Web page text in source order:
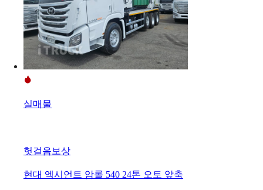
실매물
헛걸음보상
현대 엑시언트 암롤 540 24톤 오토 앞축